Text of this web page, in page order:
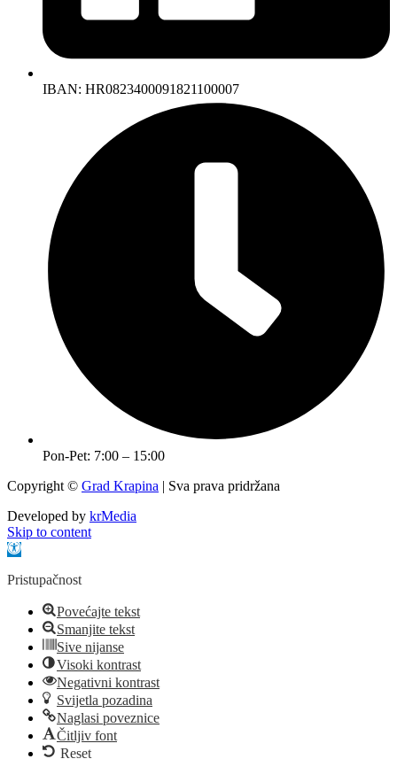
IBAN: HR0823400091821100007
Pon-Pet: 7:00 – 15:00
Copyright © Grad Krapina | Sva prava pridržana
Developed by krMedia
Skip to content
Open toolbar
Pristupačnost
Povećajte tekst
Smanjite tekst
Sive nijanse
Visoki kontrast
Negativni kontrast
Svijetla pozadina
Naglasi poveznice
Čitljiv font
Reset